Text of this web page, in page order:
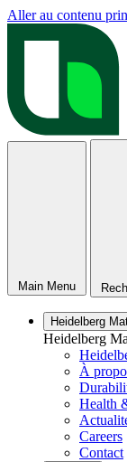
Aller au contenu
Main Menu
Heidelberg
Heidelberg
À
Health
Careers
Contact